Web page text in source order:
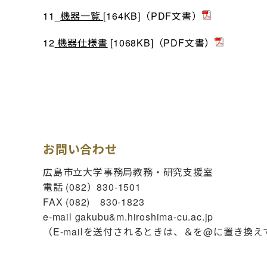
11_機器一覧 [164KB]（PDF文書）
12 機器仕様書 [1068KB]（PDF文書）
お問い合わせ
広島市立大学事務局教務・研究支援室
電話 (082）830-1501
FAX (082) 830‐1823
e-mail gakubu&m.hiroshima-cu.ac.jp
（E-mailを送付されるときは、＆を@に置き換え